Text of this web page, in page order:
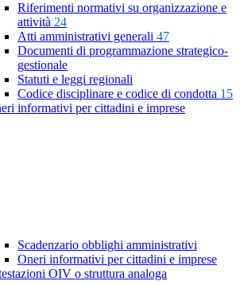
Riferimenti normativi su organizzazione e
attività 24
Atti amministrativi generali 47
Documenti di programmazione strategico-
gestionale
Statuti e leggi regionali
Codice disciplinare e codice di condotta 15
informativi per cittadini e imprese
Scadenzario obblighi amministrativi
Oneri informativi per cittadini e imprese
OIV o struttura analoga